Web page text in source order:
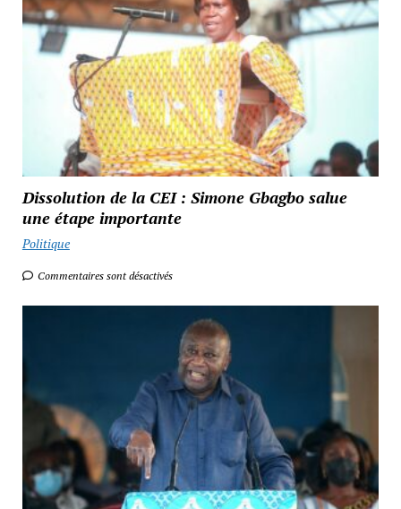
Dissolution de la CEI : Simone Gbagbo salue
une étape importante
Politique
Commentaires sont désactivés